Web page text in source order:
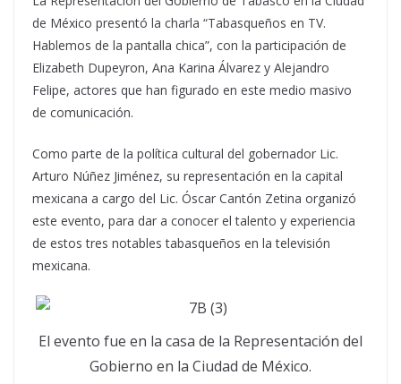
de México presentó la charla “Tabasqueños en TV.
Hablemos de la pantalla chica”, con la participación de
Elizabeth Dupeyron, Ana Karina Álvarez y Alejandro
Felipe, actores que han figurado en este medio masivo
de comunicación.
Como parte de la política cultural del gobernador Lic.
Arturo Núñez Jiménez, su representación en la capital
mexicana a cargo del Lic. Óscar Cantón Zetina organizó
este evento, para dar a conocer el talento y experiencia
de estos tres notables tabasqueños en la televisión
mexicana.
El evento fue en la casa de la Representación del
Gobierno en la Ciudad de México.